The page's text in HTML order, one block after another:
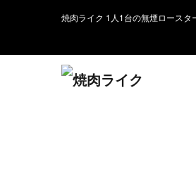
焼肉ライク 1人1台の無煙ロース